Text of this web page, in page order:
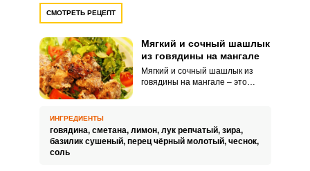
СМОТРЕТЬ РЕЦЕПТ
Мягкий и сочный шашлык
из говядины на мангале
Мягкий и сочный шашлык из
говядины на мангале – это
несложном маринаде выйдет
очень вкусным и аппетитным.
ИНГРЕДИЕНТЫ
говядина, сметана, лимон, лук репчатый, зира,
базилик сушеный, перец чёрный молотый, чеснок,
соль